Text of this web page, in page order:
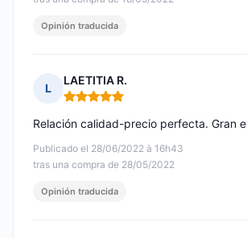
Opinión traducida
L
LAETITIA R.
Nota: 5 de 5
Publicado el 28/06/2022 à 16h43
tras una compra de 28/05/2022
Relación calidad-precio perfecta. Gran
Opinión traducida